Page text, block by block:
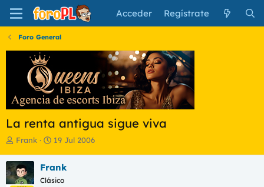
Acceder Regístrate
Foro General
La renta antigua sigue viva
I
i
c
i
Frank
F
h
a
19 Jul 2006
Frank
Clásico